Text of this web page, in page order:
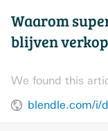
Waarom
blijven
We found this